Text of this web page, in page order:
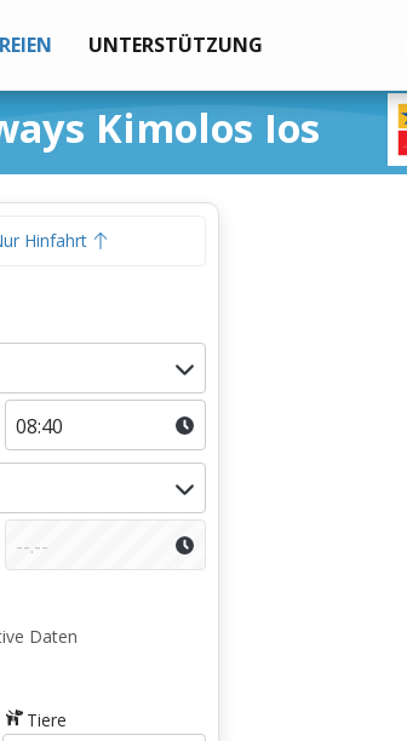
UNTERSTÜTZUNG
Kimolos Ios
Hinfahrt
Daten
Tiere